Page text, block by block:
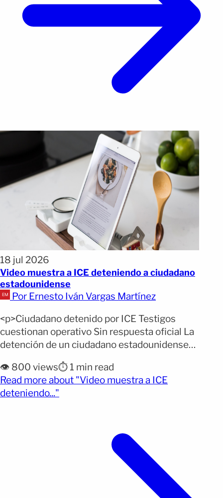
18 jul 2026
Video muestra a ICE deteniendo a ciudadano
estadounidense
Por Ernesto Iván Vargas Martínez
<p>Ciudadano detenido por ICE Testigos
cuestionan operativo Sin respuesta oficial La
detención de un ciudadano estadounidense
generó cuestionamientos tras difundirse un video
que muestra el momento del arresto y las
reacciones de testigos. Un ciudadano
👁️ 800 views⏱️ 1 min read
Read more about "Video muestra a ICE
deteniendo..."